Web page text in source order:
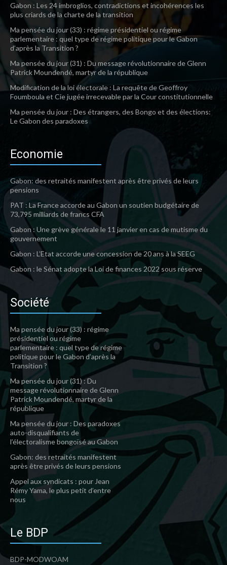
Gabon : Les 24 imbroglios, contradictions et incohérences les
plus criards de la charte de la transition
Ma pensée du jour (33) : régime présidentiel ou régime
parlementaire : quel type de régime politique pour le Gabon
d’après la Transition ?
Ma pensée du jour (31) : Du message révolutionnaire de Glenn
Patrick Moundendé, martyr de la république
Modification de la loi électorale : La requête de Geoffroy
Foumboula et Cie jugée irrecevable par la Cour constitutionnelle
Ma pensée du jour : Des étrangers, des Bongo et des élections:
Le Gabon des paradoxes
Economie
Gabon: des retraités manifestent après être privés de leurs
pensions
PAT : La France accorde au Gabon un soutien budgétaire de
73,795 milliards de francs CFA
Gabon : Une grève générale le 11 janvier en cas de mutisme du
gouvernement
Gabon : L’Etat accorde une concession de 20 ans à la SEEG
Gabon : le Sénat adopte la Loi de finances 2022 sous réserve
Société
Ma pensée du jour (33) : régime
présidentiel ou régime
parlementaire : quel type de régime
politique pour le Gabon d’après la
Transition ?
Ma pensée du jour (31) : Du
message révolutionnaire de Glenn
Patrick Moundendé, martyr de la
république
Ma pensée du jour : Des paradoxes
auto-disqualifiants de
l’électoralisme bongoïsé au Gabon
Gabon: des retraités manifestent
après être privés de leurs pensions
Appel aux syndicats : pour Jean
Rémy Yama, le plus petit d’entre
nous
Le BDP
BDP-MODWOAM